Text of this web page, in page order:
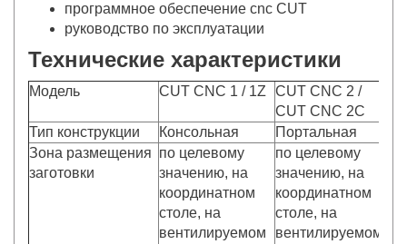
программное обеспечение cnc CUT
руководство по эксплуатации
Технические характеристики
Модель CUT CNC 1 / 1Z
CUT CNC 2 /
CUT CNC 2C
Тип конструкции Консольная Портальная
Зона размещения
заготовки
по целевому
значению, на
координатном
столе, на
вентилируемом
по целевому
значению, на
координатном
столе, на
вентилируемом